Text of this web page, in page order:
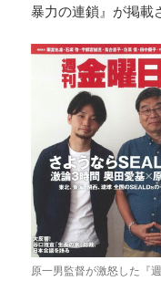
暴力の連鎖』が掲載
原一男監督が激怒した『